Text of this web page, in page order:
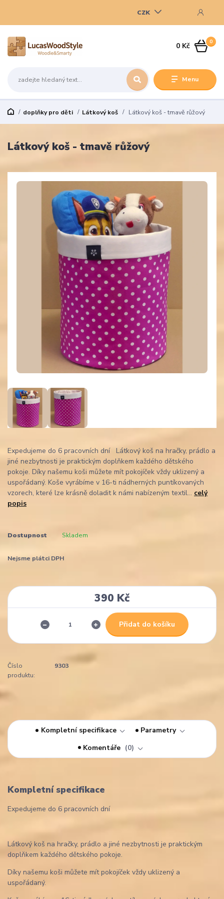
Menu
CZK
0
0 Kč
doplňky pro děti Látkový koš Látkový koš - tmavě růžový
Látkový koš - tmavě růžový
Expedujeme do 6 pracovních dní Látkový koš na hračky, prádlo a
jiné nezbytnosti je praktickým doplňkem každého dětského
pokoje. Díky našemu koši můžete mít pokojíček vždy uklizený a
uspořádaný. Koše vyrábíme v 16-ti nádherných puntíkovaných
vzorech, které lze krásně doladit k námi nabízeným textil... celý
popis
Dostupnost Skladem
Nejsme plátci DPH
390 Kč
Přidat do košíku
Číslo
produktu:
9303
Kompletní specifikace
Parametry
Komentáře
0
Kompletní specifikace
Expedujeme do 6 pracovních dní
Látkový koš na hračky, prádlo a jiné nezbytnosti je praktickým
doplňkem každého dětského pokoje.
Díky našemu koši můžete mít pokojíček vždy uklizený a
uspořádaný.